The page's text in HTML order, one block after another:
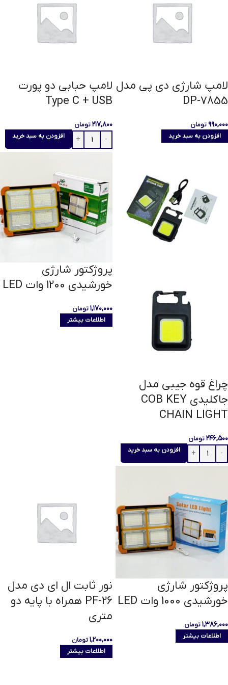
لامپ شارژی دی پی مدل
DP-7855
۹۹۰,۰۰۰تومان
افزودن به سبد خرید
لامپ حبابی دو پورت
Type C + USB
۲۱۷,۸۰۰تومان
افزودن به سبد خرید
چراغ قوه جیبی مدل
جاکلیدی COB KEY
CHAIN LIGHT
۲۴۶,۵۰۰تومان
افزودن به سبد خرید
پروژکتور شارژی
خورشیدی 1200 وات LED
۱,۱۷۰,۰۰۰تومان
اطلاعات بیشتر
پروژکتور شارژی
خورشیدی 1000 وات LED
۱,۳۸۶,۰۰۰تومان
اطلاعات بیشتر
نور ثابت ال ای دی مدل
PF-26 همراه با پایه دو
متری
۱,۲۰۰,۰۰۰تومان
اطلاعات بیشتر